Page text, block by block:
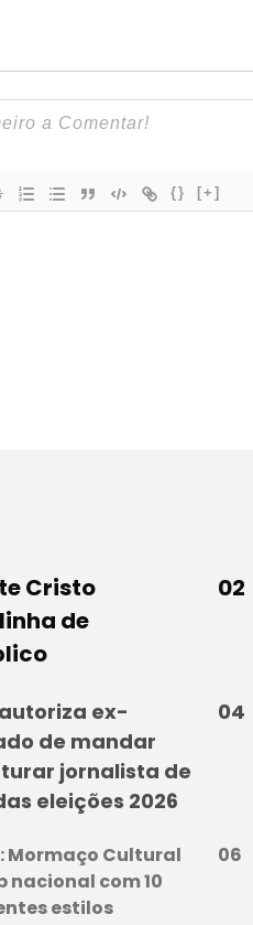
{} [+]
Cristo
de
ex-
de mandar
jornalista de
eleições 2026
Mormaço Cultural
nacional com 10
estilos